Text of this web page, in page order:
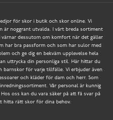
för skor i butik och skor online. Vi
är noggrant utvalda. I vårt breda sortiment
dessutom om komfort när det gäller
har bra passform och som har sulor med
och ge dig en bekväm upplevelse hela
uttrycka din personliga stil. Här hittar du
barnskor för varje tillfälle. Vi erbjuder även
och kläder för dam och herr. Som
Vår personal är kunnig
oss kan du vara säker på att få svar på
hitta rätt skor för dina behov.